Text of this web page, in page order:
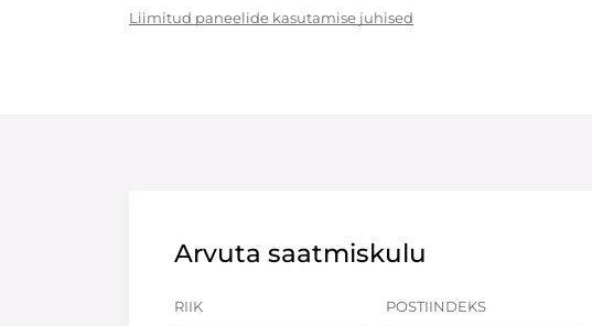
Liimitud paneelide kasutamise juhised
Arvuta saatmiskulu
RIIK POSTIINDEKS